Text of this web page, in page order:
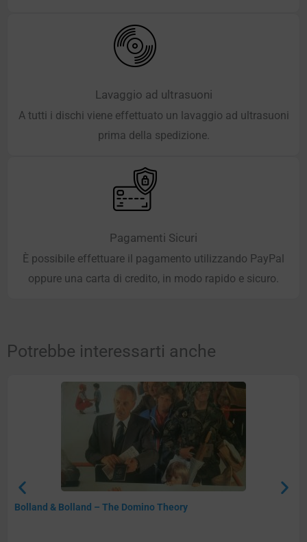
Lavaggio ad ultrasuoni
A tutti i dischi viene effettuato un lavaggio ad ultrasuoni
prima della spedizione.
Pagamenti Sicuri
È possibile effettuare il pagamento utilizzando PayPal
oppure una carta di credito, in modo rapido e sicuro.
Potrebbe interessarti anche
Bolland & Bolland – The Domino Theory